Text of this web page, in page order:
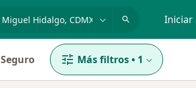
Iniciar
Seguro Más filtros• 1